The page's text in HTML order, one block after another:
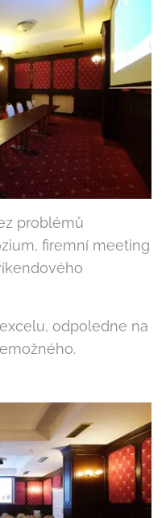
problémů
firemní meeting
odpoledne na